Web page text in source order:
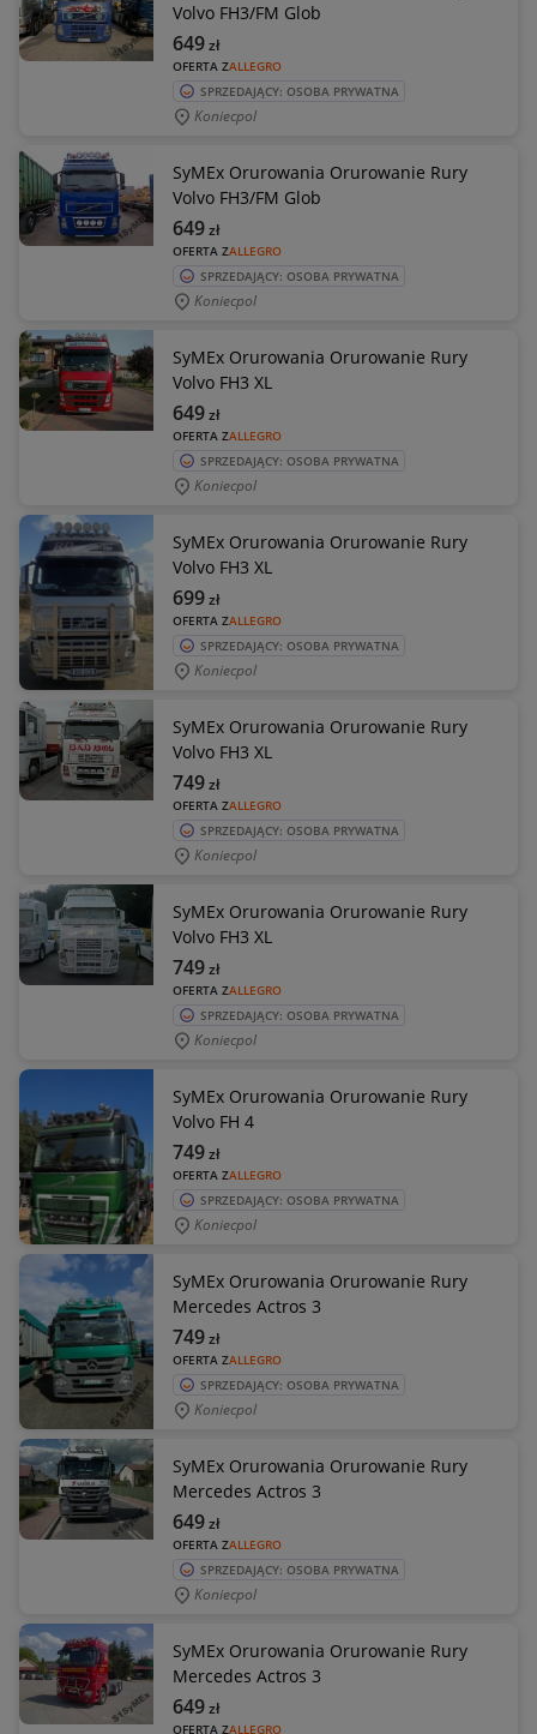
Volvo FH3/FM Glob
OFERTA ZALLEGRO
649zł
SPRZEDAJĄCY: OSOBA PRYWATNA
Koniecpol
SyMEx Orurowania Orurowanie Rury
Volvo FH3/FM Glob
OFERTA ZALLEGRO
649zł
SPRZEDAJĄCY: OSOBA PRYWATNA
Koniecpol
SyMEx Orurowania Orurowanie Rury
Volvo FH3 XL
OFERTA ZALLEGRO
649zł
SPRZEDAJĄCY: OSOBA PRYWATNA
Koniecpol
SyMEx Orurowania Orurowanie Rury
Volvo FH3 XL
OFERTA ZALLEGRO
699zł
SPRZEDAJĄCY: OSOBA PRYWATNA
Koniecpol
SyMEx Orurowania Orurowanie Rury
Volvo FH3 XL
OFERTA ZALLEGRO
749zł
SPRZEDAJĄCY: OSOBA PRYWATNA
Koniecpol
SyMEx Orurowania Orurowanie Rury
Volvo FH3 XL
OFERTA ZALLEGRO
749zł
SPRZEDAJĄCY: OSOBA PRYWATNA
Koniecpol
SyMEx Orurowania Orurowanie Rury
Volvo FH 4
OFERTA ZALLEGRO
749zł
SPRZEDAJĄCY: OSOBA PRYWATNA
Koniecpol
SyMEx Orurowania Orurowanie Rury
Mercedes Actros 3
OFERTA ZALLEGRO
749zł
SPRZEDAJĄCY: OSOBA PRYWATNA
Koniecpol
SyMEx Orurowania Orurowanie Rury
Mercedes Actros 3
OFERTA ZALLEGRO
649zł
SPRZEDAJĄCY: OSOBA PRYWATNA
Koniecpol
SyMEx Orurowania Orurowanie Rury
Mercedes Actros 3
OFERTA ZALLEGRO
649zł